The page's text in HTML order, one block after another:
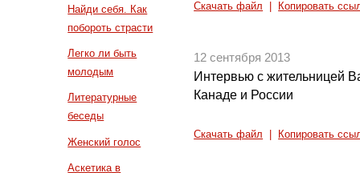
Найди себя. Как
побороть страсти
Легко ли быть
молодым
Литературные
беседы
Женский голос
Аскетика в
Скачать файл Копировать
12 сентября 2013
Интервью с жительницей
Канаде и России
Скачать файл Копировать